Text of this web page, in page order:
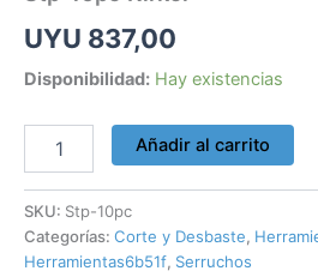
UYU 837,00
Disponibilidad: Hay existencias
Añadir al carrito
SKU: Stp-10pc
Categorías: Corte y Desbaste,
Herramientas6b51f, Serruchos